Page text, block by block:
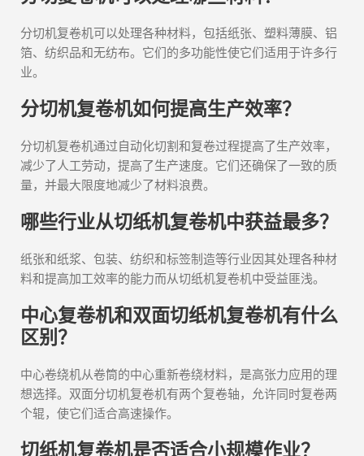
分切机复卷机可以处理各种材料，包括纸张、塑料薄膜、铝
箔、纺织品和无纺布。它们的多功能性使它们适用于许多行
业。
分切机复卷机如何提高生产效率？
分切机复卷机通过自动化切割和复卷过程提高了生产效率，
减少了人工劳动，提高了生产速度。它们还确保了一致的质
量，并最大限度地减少了材料浪费。
哪些行业从切纸机复卷机中获益最多？
纸张和纸浆、包装、纺织和标签制造等行业因其处理各种材
料和提高加工效率的能力而从切纸机复卷机中受益匪浅。
中心复卷机和双面切纸机复卷机有什么
区别？
中心卷绕机从卷筒的中心重新卷绕材料，是高张力应用的理
想选择。双面分切机复卷机有两个复卷轴，允许同时复卷两
个辊，使它们适合高速操作。
切纸机复卷机是否适合小规模作业？